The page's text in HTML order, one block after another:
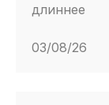
длиннее
03/08/26